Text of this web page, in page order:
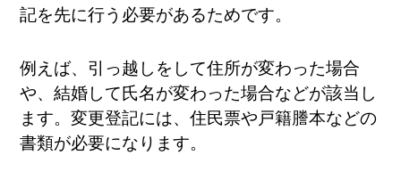
記を先に行う必要があるためです。
例えば、引っ越しをして住所が変わった場合
や、結婚して氏名が変わった場合などが該当し
ます。変更登記には、住民票や戸籍謄本などの
書類が必要になります。